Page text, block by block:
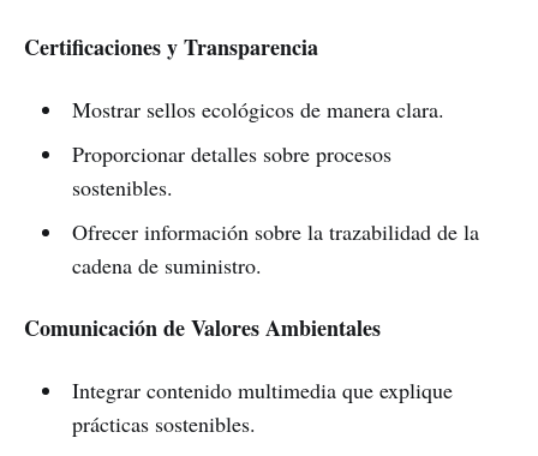
Certificaciones y Transparencia
Mostrar sellos ecológicos de manera clara.
Proporcionar detalles sobre procesos
sostenibles.
Ofrecer información sobre la trazabilidad de la
cadena de suministro.
Comunicación de Valores Ambientales
Integrar contenido multimedia que explique
prácticas sostenibles.